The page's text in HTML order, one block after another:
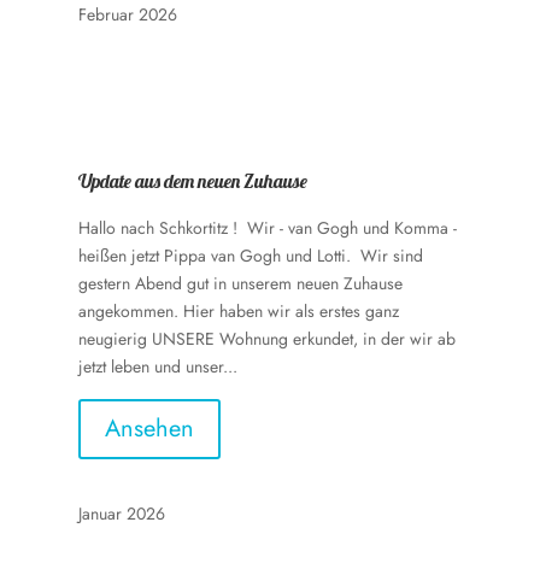
Februar 2026
Update aus dem neuen Zuhause
Hallo nach Schkortitz ! Wir - van Gogh und Komma -
heißen jetzt Pippa van Gogh und Lotti. Wir sind
gestern Abend gut in unserem neuen Zuhause
angekommen. Hier haben wir als erstes ganz
neugierig UNSERE Wohnung erkundet, in der wir ab
jetzt leben und unser...
Ansehen
Januar 2026